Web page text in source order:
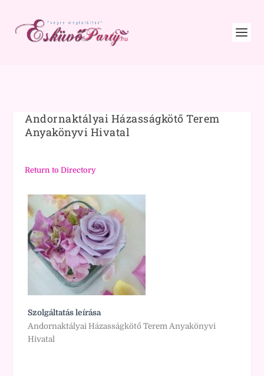
Andornaktályai Házasságkötő Terem
Anyakönyvi Hivatal
Return to Directory
Szolgáltatás leírása
Andornaktályai Házasságkötő Terem Anyakönyvi
Hivatal